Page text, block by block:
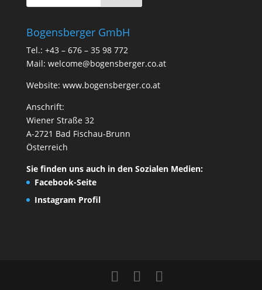
Bogensberger GmbH
Tel.: +43 – 676 – 35 98 772
Mail: welcome@bogensberger.co.at
Website: www.bogensberger.co.at
Anschrift:
Wiener Straße 32
A-2721 Bad Fischau-Brunn
Österreich
Sie finden uns auch in den Sozialen Medien:
Facebook-Seite
Instagram Profil